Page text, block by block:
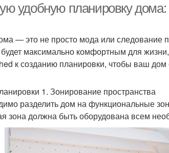
удобную планировку
— это не просто мода или следование
будет максимально комфортным для
к созданию планировки, чтобы ваш
1. Зонирование пространства
разделить дом на функциональные
зона должна быть оборудована всем